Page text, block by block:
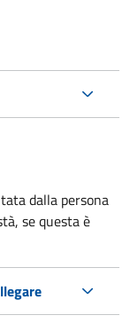
dalla persona
se questa è